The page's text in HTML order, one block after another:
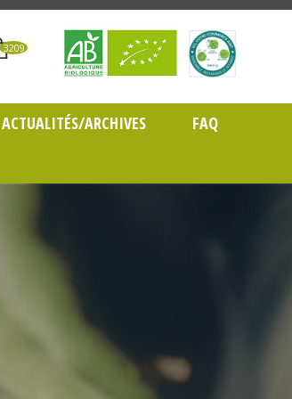
3209
ACTUALITÉS/ARCHIVES
FAQ